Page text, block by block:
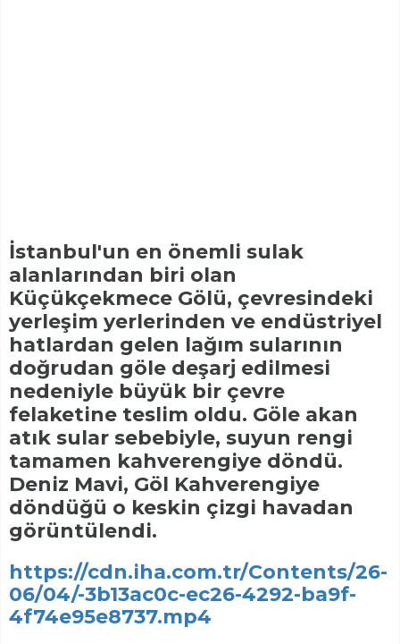
İstanbul'un en önemli sulak
alanlarından biri olan
Küçükçekmece Gölü, çevresindeki
yerleşim yerlerinden ve endüstriyel
hatlardan gelen lağım sularının
doğrudan göle deşarj edilmesi
nedeniyle büyük bir çevre
felaketine teslim oldu. Göle akan
atık sular sebebiyle, suyun rengi
tamamen kahverengiye döndü.
Deniz Mavi, Göl Kahverengiye
döndüğü o keskin çizgi havadan
görüntülendi.
https://cdn.iha.com.tr/Contents/26-
06/04/-3b13ac0c-ec26-4292-ba9f-
4f74e95e8737.mp4